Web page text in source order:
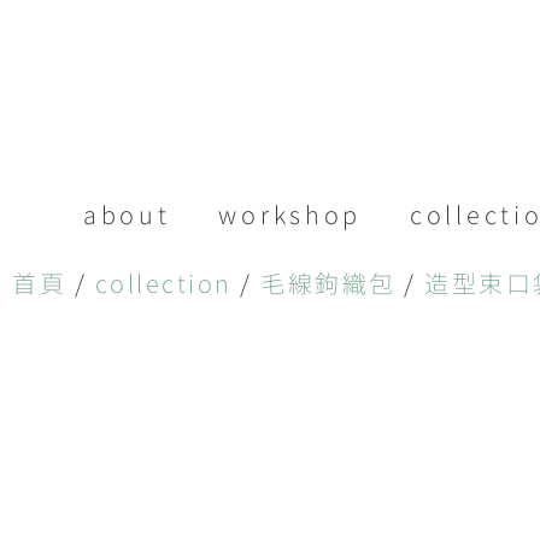
about workshop
首頁 / collection / 毛線鉤織包 / 造型束口